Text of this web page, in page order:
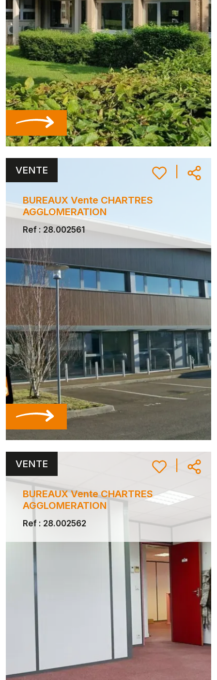
VENTE
BUREAUX Vente CHARTRES
AGGLOMERATION
Ref : 28.002561
VENTE
BUREAUX Vente CHARTRES
AGGLOMERATION
Ref : 28.002562